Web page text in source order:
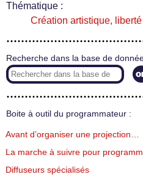
Thématique :
Création artistique,
Recherche dans la base de
Boite à outil du programmateur :
Avant d’organiser une projection…
La marche à suivre pour
Diffuseurs spécialisés